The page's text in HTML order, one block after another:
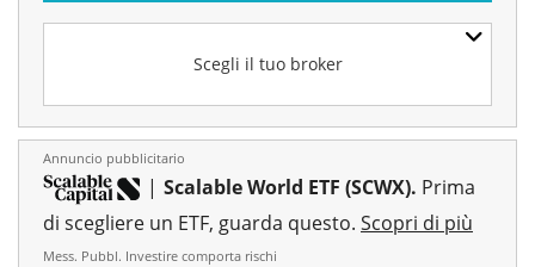
Scegli il tuo broker
Annuncio pubblicitario
| Scalable World ETF (SCWX). Prima
di scegliere un ETF, guarda questo. Scopri di più
Mess. Pubbl. Investire comporta rischi